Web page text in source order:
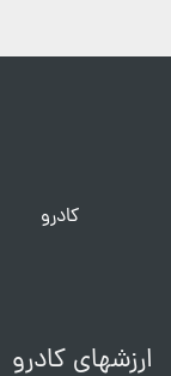
کادرو
ارزشهای کادرو